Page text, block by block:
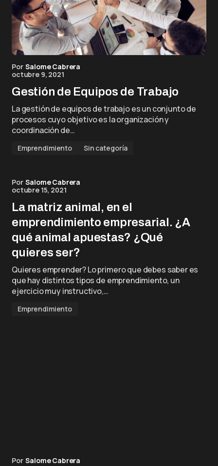
Por Salome Cabrera
octubre 9, 2021
Gestión de Equipos de Trabajo
La gestión de equipos de trabajo es un conjunto de
procesos cuyo objetivo es la organización y
coordinación de…
Emprendimiento Sin categoría
Por Salome Cabrera
octubre 15, 2021
La matriz animal, en el
emprendimiento empresarial. ¿A
qué animal apuestas? ¿Qué
quieres ser?
Quieres emprender? Lo primero que debes saber es
que hay distintos tipos de emprendimiento, un
ejercicio muy instructivo,…
Emprendimiento
Por Salome Cabrera